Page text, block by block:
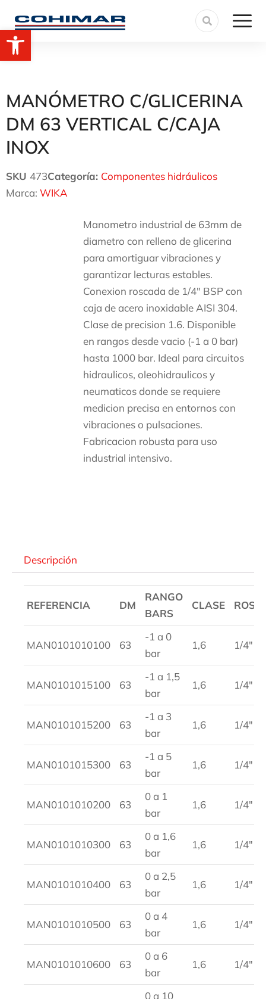
MANÓMETRO C/GLICERINA
DM 63 VERTICAL C/CAJA
INOX
SKU 473Categoría: Componentes hidráulicos
Marca: WIKA
Manometro industrial de 63mm de
diametro con relleno de glicerina
para amortiguar vibraciones y
garantizar lecturas estables.
Conexion roscada de 1/4″ BSP con
caja de acero inoxidable AISI 304.
Clase de precision 1.6. Disponible
en rangos desde vacio (-1 a 0 bar)
hasta 1000 bar. Ideal para circuitos
hidraulicos, oleohidraulicos y
neumaticos donde se requiere
medicion precisa en entornos con
vibraciones o pulsaciones.
Fabricacion robusta para uso
industrial intensivo.
Descripción
REFERENCIA DM
RANGO
BARS
CLASE
MAN0101010100 63
-1 a 0
bar
1,6 1/4″
MAN0101015100 63
-1 a 1,5
bar
1,6 1/4″
MAN0101015200 63
-1 a 3
bar
1,6 1/4″
MAN0101015300 63
-1 a 5
bar
1,6 1/4″
MAN0101010200 63
0 a 1
bar
1,6 1/4″
MAN0101010300 63
0 a 1,6
bar
1,6 1/4″
MAN0101010400 63
0 a 2,5
bar
1,6 1/4″
MAN0101010500 63
0 a 4
bar
1,6 1/4″
MAN0101010600 63
0 a 6
bar
1,6 1/4″
0 a 10
Abrir barra de herramientas